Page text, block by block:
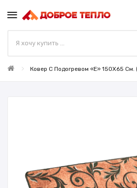
Ковер С Подогревом «E» 150X65 См.